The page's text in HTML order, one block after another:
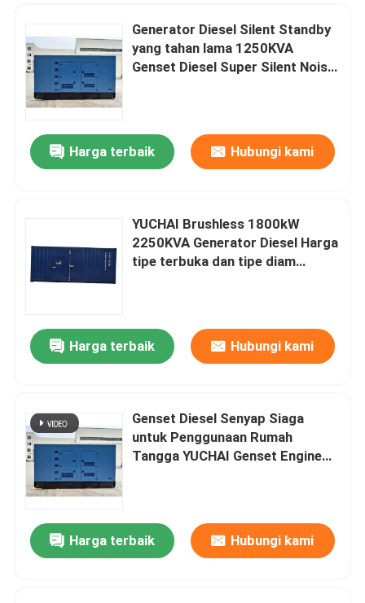
Rumah
Video
Tur Pabrik
Kontrol kualitas
Permintaan Penawaran
Generator Diesel Cummins
Generator Diesel Silent Standby
yang tahan lama 1250KVA
Genset Diesel Super Silent Noise
Harga terbaik Hubungi kami
YUCHAI Brushless 1800kW
2250KVA Generator Diesel Harga
tipe terbuka dan tipe diam
Harga terbaik Hubungi kami
Genset Diesel Senyap Siaga
untuk Penggunaan Rumah
Tangga YUCHAI Genset Engine
Harga terbaik Hubungi kami